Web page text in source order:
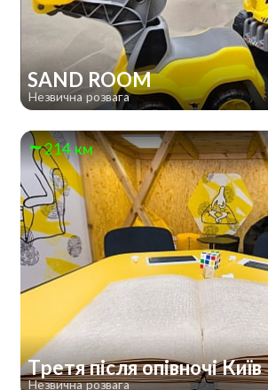
SAND ROOM
Незвична розвага
214 км
Третя після опівночі Київ
Незвична розвага